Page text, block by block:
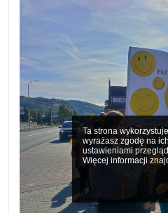
Ta strona
wyrażasz zgodę na
ustawieniami
Więcej informacji